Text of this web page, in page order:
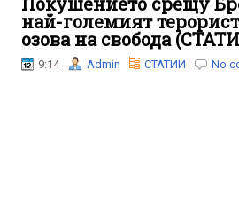
най-големият
озова на свобода
9:14 Admin СТАТИИ No